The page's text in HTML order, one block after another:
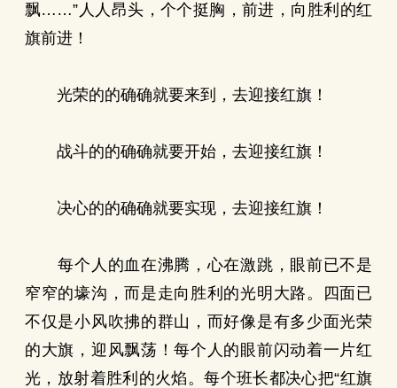
飘……”人人昂头，个个挺胸，前进，向胜利的红
旗前进！
光荣的的确确就要来到，去迎接红旗！
战斗的的确确就要开始，去迎接红旗！
决心的的确确就要实现，去迎接红旗！
每个人的血在沸腾，心在激跳，眼前已不是
窄窄的壕沟，而是走向胜利的光明大路。四面已
不仅是小风吹拂的群山，而好像是有多少面光荣
的大旗，迎风飘荡！每个人的眼前闪动着一片红
光，放射着胜利的火焰。每个班长都决心把“红旗